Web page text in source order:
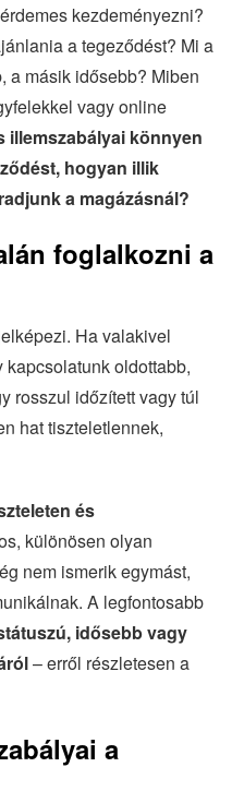
kezdeményezni?
a tegeződést? Mi a
a másik idősebb? Miben
vagy online
illemszabályai könnyen
hogyan illik
a magázásnál?
foglalkozni a
Ha valakivel
oldottabb,
rosszul időzített vagy túl
hat tiszteletlennek,
és
különösen olyan
nem ismerik egymást,
A legfontosabb
idősebb vagy
– erről részletesen a
a